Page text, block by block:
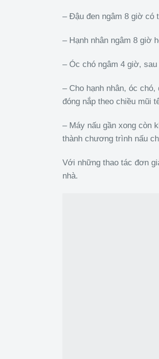
– Đậu đen ngâm 8 giờ có
– Hạnh nhân ngâm 8 giờ
– Óc chó ngâm 4 giờ,
– Cho hạnh nhân, óc
đóng nắp theo chiều mũi
– Máy nấu gần xong còn
thành chương trình nấu
Với những thao tác đơn
nhà.